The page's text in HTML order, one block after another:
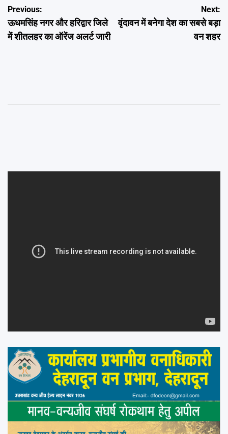
Post
navigation
Previous:
ऊधमसिंह नगर और हरिद्वार जिले
में शीतलहर का ऑरेंज अलर्ट जारी
Next:
वृंदावन में बनेगा देश का सबसे बड़ा
वन शहर